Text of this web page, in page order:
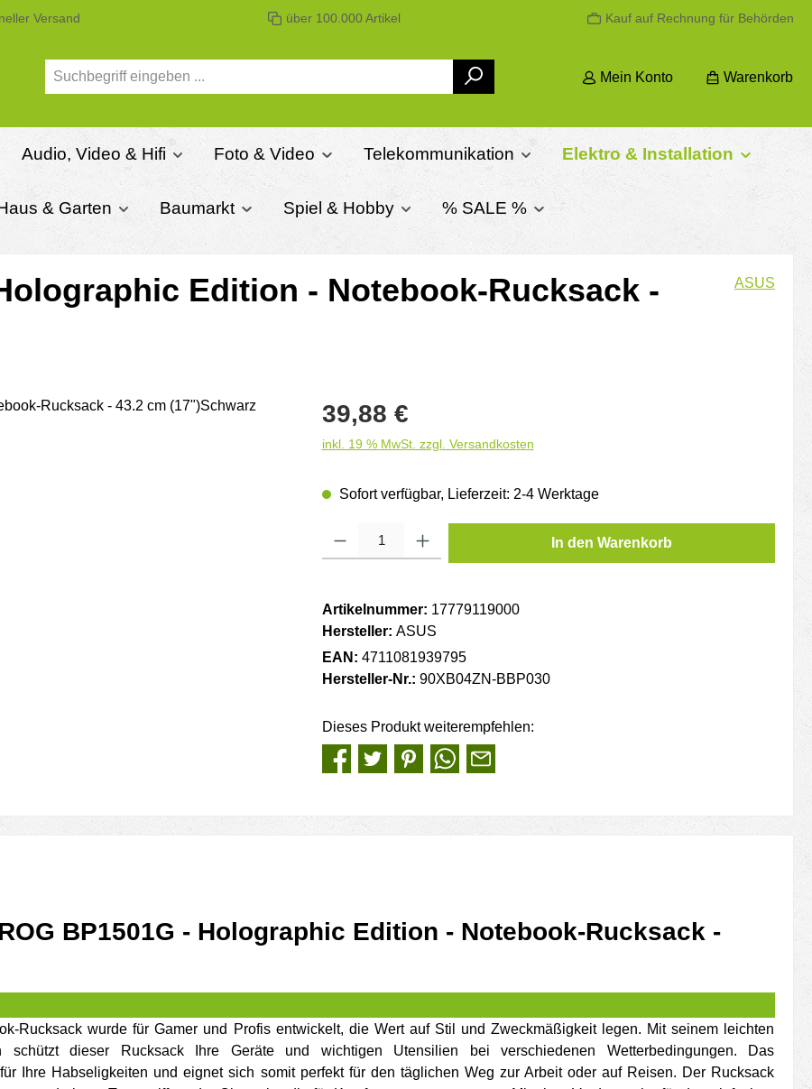
Versand über 100.000 Artikel Kauf auf Rechnung für Behörden
Mein Konto Warenkorb
Audio, Video & Hifi Foto & Video Telekommunikation Elektro & Installation
& Garten Baumarkt Spiel & Hobby % SALE %
Edition - Notebook-Rucksack -
ASUS
Regulärer Preis:
39,88 €
inkl. 19 % MwSt. zzgl. Versandkosten
Sofort verfügbar, Lieferzeit: 2-4 Werktage
Produkt Anzahl: Gib den gewünschten Wert ein oder benutze die Schaltflächen um
In den Warenkorb
Artikelnummer: 17779119000
Hersteller: ASUS
EAN: 4711081939795
Hersteller-Nr.: 90XB04ZN-BBP030
Dieses Produkt weiterempfehlen:
BP1501G - Holographic Edition - Notebook-Rucksack -
Rucksack wurde für Gamer und Profis entwickelt, die Wert auf Stil und Zweckmäßigkeit legen. Mit seinem leichten
schützt dieser Rucksack Ihre Geräte und wichtigen Utensilien bei verschiedenen Wetterbedingungen. Das
Ihre Habseligkeiten und eignet sich somit perfekt für den täglichen Weg zur Arbeit oder auf Reisen. Der Rucksack